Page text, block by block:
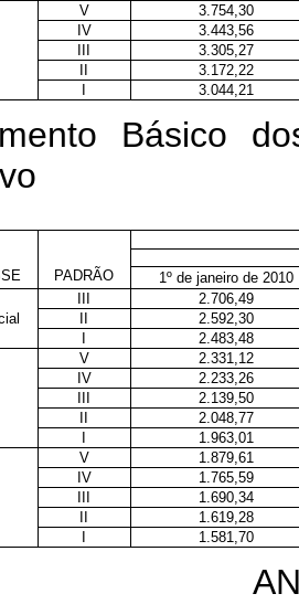
V
3.754,30
IV
3.443,56
III
3.305,27
II
3.172,22
I
3.044,21
Básico
PADRÃO
1º de janeiro de 2010
III
2.706,49
II
2.592,30
I
2.483,48
V
2.331,12
IV
2.233,26
III
2.139,50
II
2.048,77
I
1.963,01
V
1.879,61
IV
1.765,59
III
1.690,34
II
1.619,28
I
1.581,70